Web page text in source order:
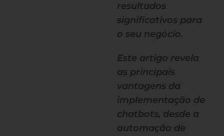
resultados
significativos para
o seu negócio.
Este artigo revela
as principais
vantagens da
implementação de
chatbots, desde a
automação de